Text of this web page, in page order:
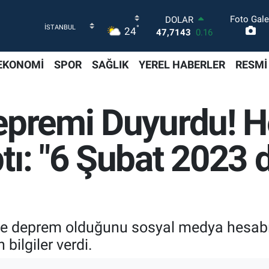
24°
DOLAR
47,7143 0.16
STERLİN
0.45
BİST100
13.799 70
BITCOIN
64.225,61
-0.63
Foto
SPOR SAĞLIK YEREL HABERLER
Duyurdu!
"6 Şubat
deprem olduğunu sosyal medya
bilgiler verdi.